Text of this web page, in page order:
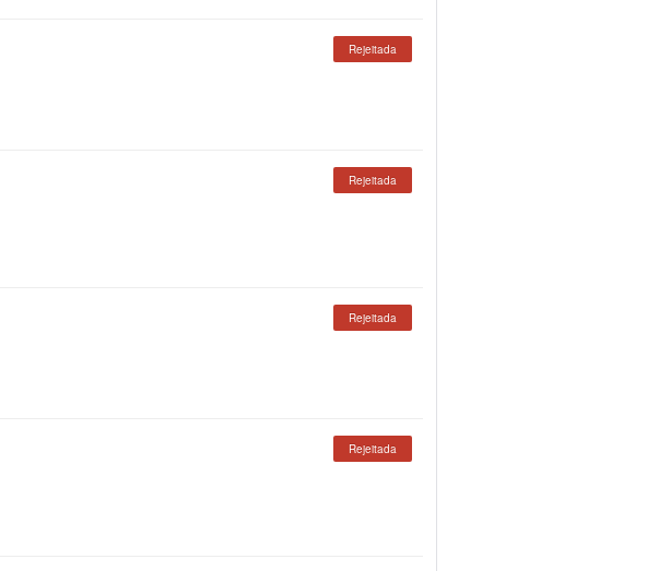
Rejeitada
Rejeitada
Rejeitada
Rejeitada